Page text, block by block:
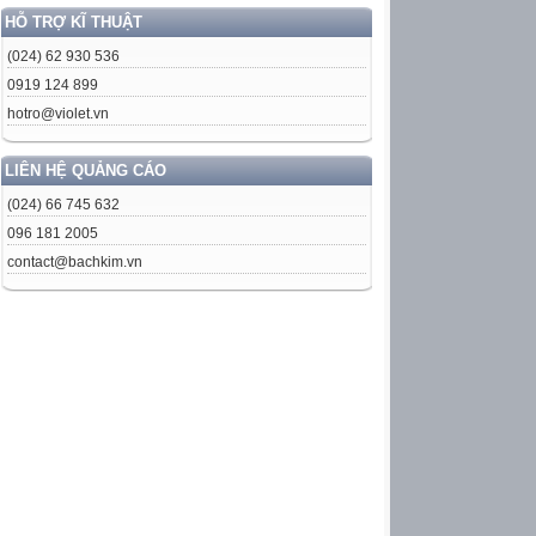
HỖ TRỢ KĨ THUẬT
(024) 62 930 536
0919 124 899
hotro@violet.vn
LIÊN HỆ QUẢNG CÁO
(024) 66 745 632
096 181 2005
contact@bachkim.vn